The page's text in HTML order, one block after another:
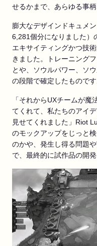
せるかまで、あらゆる事柄
膨大なデザインドキュメ
6,281個分になりました）
エキサイティングかつ技
きました。トレーニング
とや、ソウルパワー、ソ
の段階で確定したものです
「それからUXチームが
てくれて、私たちのアイ
見せてくれました」Riot
のモックアップをじっと
のかや、発生し得る問題
で、最終的に試作品の開